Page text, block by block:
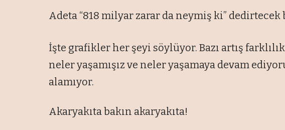
Adeta “818 milyar zarar da neymiş ki”
İşte grafikler her şeyi söylüyor. Bazı artış
neler yaşamışız ve neler yaşamaya devam
alamıyor.
Akaryakıta bakın akaryakıta!